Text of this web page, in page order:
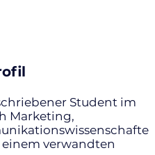
Student im
Marketing,
einem verwandten